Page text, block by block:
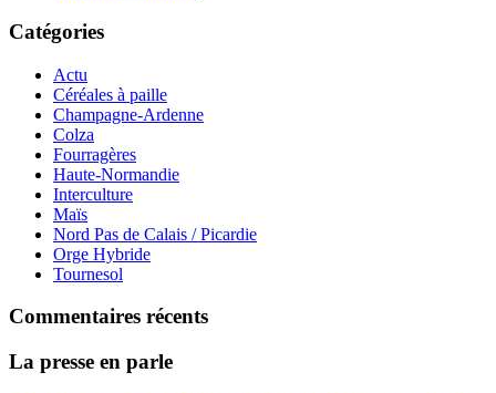
Catégories
Actu
Céréales à paille
Champagne-Ardenne
Colza
Fourragères
Haute-Normandie
Interculture
Maïs
Nord Pas de Calais / Picardie
Orge Hybride
Tournesol
Commentaires récents
La presse en parle